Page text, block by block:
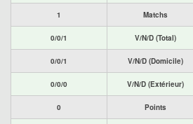
1 Matchs
0/0/1 V/N/D (Total)
0/0/1 V/N/D (Domicile)
0/0/0 V/N/D (Extérieur)
0 Points